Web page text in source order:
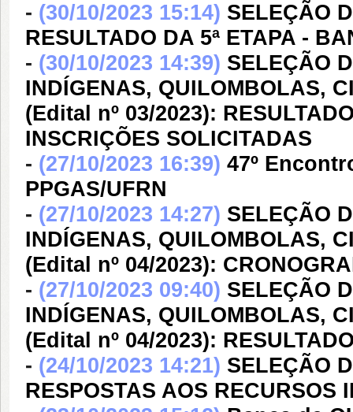
- (30/10/2023 15:14) SELEÇÃO
RESULTADO DA 5ª ETAPA -
- (30/10/2023 14:39) SELEÇÃO
INDÍGENAS, QUILOMBOLAS,
(Edital nº 03/2023):
INSCRIÇÕES SOLICITADAS
- (27/10/2023 16:39) 47º
PPGAS/UFRN
- (27/10/2023 14:27) SELEÇÃO
INDÍGENAS, QUILOMBOLAS,
(Edital nº 04/2023):
- (27/10/2023 09:40) SELEÇÃO
INDÍGENAS, QUILOMBOLAS,
(Edital nº 04/2023):
- (24/10/2023 14:21) SELEÇÃO
RESPOSTAS AOS RECURSOS